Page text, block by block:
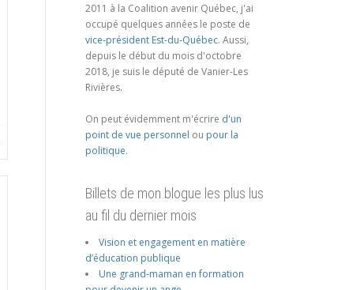
2011 à la Coalition avenir Québec, j'ai
occupé quelques années le poste de
vice-président Est-du-Québec. Aussi,
depuis le début du mois d'octobre
2018, je suis le député de Vanier-Les
Rivières.
On peut évidemment m'écrire d'un
point de vue personnel ou pour la
politique.
Billets de mon blogue les plus lus
au fil du dernier mois
Vision et engagement en matière
d’éducation publique
Une grand-maman en formation